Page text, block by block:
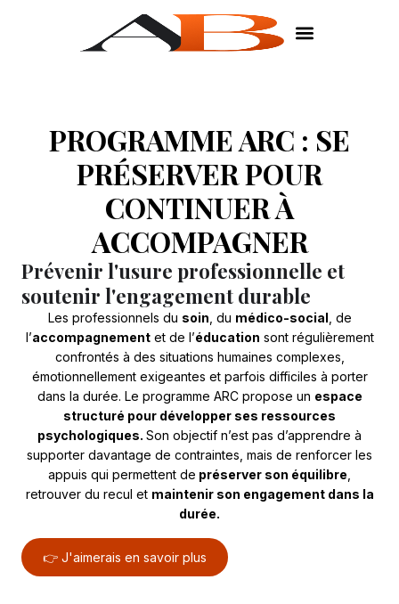
PROGRAMME ARC : SE
PRÉSERVER POUR
CONTINUER À
ACCOMPAGNER
Prévenir l'usure professionnelle et
soutenir l'engagement durable
Les professionnels du soin , du médico-social , de
l’accompagnementet de l’éducation sont régulièrement
confrontés à des situations humaines complexes,
émotionnellement exigeantes et parfois difficiles à porter
dans la durée. Le programme ARC propose un espace
structuré pour développer ses ressources
psychologiques. Son objectif n’est pas d’apprendre à
supporter davantage de contraintes, mais de renforcer les
appuis qui permettent de préserver son équilibre
retrouver du recul et maintenir son engagement dans la
durée.
👉 J'aimerais en savoir plus